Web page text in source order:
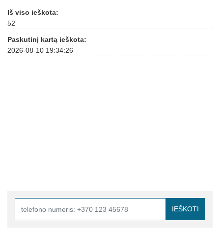
Iš viso ieškota:
52
Paskutinį kartą ieškota:
2026-08-10 19:34:26
IEŠKOTI